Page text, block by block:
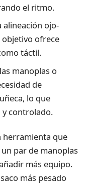
el ritmo.
alineación ojo-
ofrece
táctil.
manoplas o
de
lo que
controlado.
herramienta que
par de manoplas
más equipo.
más pesado